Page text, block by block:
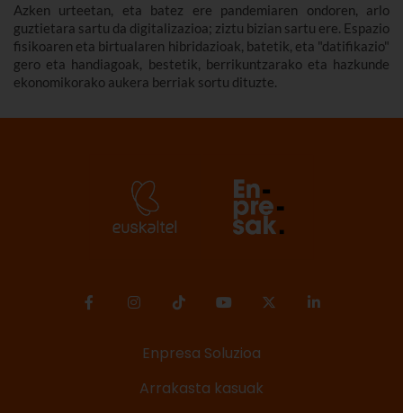
Azken urteetan, eta batez ere pandemiaren ondoren, arlo
guztietara sartu da digitalizazioa; ziztu bizian sartu ere. Espazio
fisikoaren eta birtualaren hibridazioak, batetik, eta "datifikazio"
gero eta handiagoak, bestetik, berrikuntzarako eta hazkunde
ekonomikorako aukera berriak sortu dituzte.
Enpresa Soluzioa
Arrakasta kasuak